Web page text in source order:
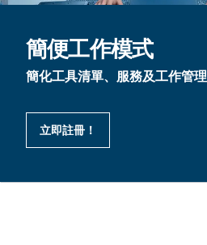
簡便工作模式
簡化工具清單、服務及工作管理
立即註冊！